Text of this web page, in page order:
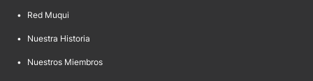
• Red Muqui
• Nuestra Historia
• Nuestros Miembros